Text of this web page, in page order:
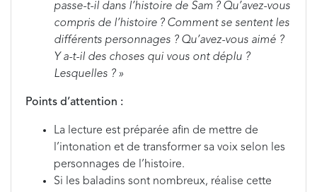
passe-t-il dans l’histoire de Sam ? Qu’avez-vous
compris de l’histoire ? Comment se sentent les
différents personnages ? Qu’avez-vous aimé ?
Y a-t-il des choses qui vous ont déplu ?
Lesquelles ? »
Points d’attention :
La lecture est préparée afin de mettre de
l’intonation et de transformer sa voix selon les
personnages de l’histoire.
Si les baladins sont nombreux, réalise cette